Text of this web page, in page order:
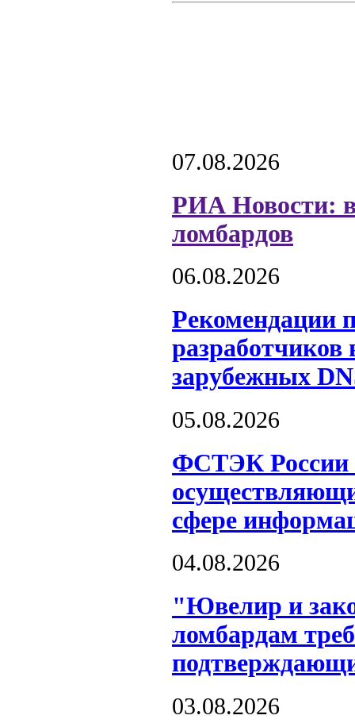
07.08.2026
РИА Новости: в
ломбардов
06.08.2026
разработчиков
зарубежных
05.08.2026
ФСТЭК России
сфере
04.08.2026
"Ювелир и
ломбардам
03.08.2026